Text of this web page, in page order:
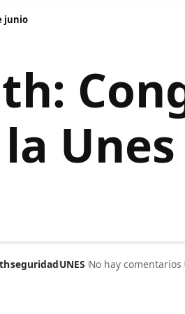
junio
seguridadUNES No hay comentarios